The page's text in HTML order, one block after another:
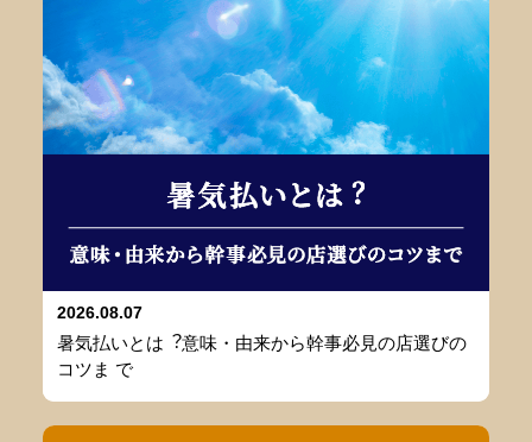
2026.08.07
暑気払いとは︖意味・由来から幹事必⾒の店選びの
コツま で